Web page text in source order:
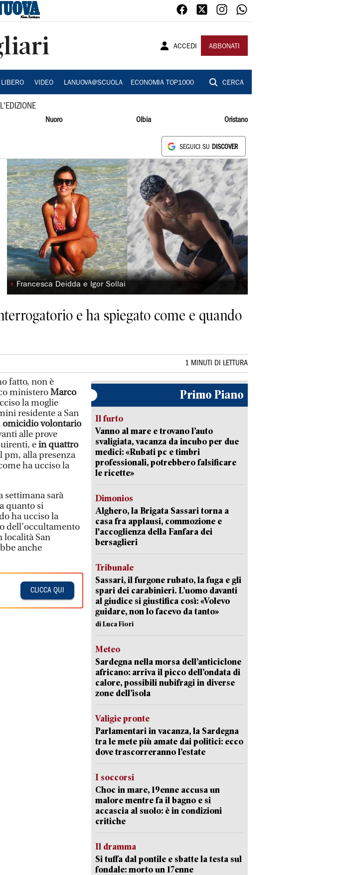
ACCEDI ABBONATI
LIBERO VIDEO LANUOVA@SCUOLA ECONOMIA TOP1000 CERCA
Nuoro Olbia Oristano
SEGUICI SU DISCOVER
◗ Francesca Deidda e Igor Sollai
e ha spiegato come e quando
1 MINUTI DI LETTURA
fatto, non è
ministeroMarco
la moglie
residente a San
omicidio volontario
alle prove
ein quattro
pm, alla presenza
ha ucciso la
settimana sarà
quanto si
ha ucciso la
dell’occultamento
località San
anche
CLICCA QUI
Primo Piano
Il furto
Vanno al mare e trovano l’auto
svaligiata, vacanza da incubo per due
medici: «Rubati pc e timbri
professionali, potrebbero falsificare
le ricette»
Dimonios
Alghero, la Brigata Sassari torna a
casa fra applausi, commozione e
l'accoglienza della Fanfara dei
bersaglieri
Tribunale
Sassari, il furgone rubato, la fuga e gli
spari dei carabinieri. L’uomo davanti
al giudice si giustifica così: «Volevo
guidare, non lo facevo da tanto»
di Luca Fiori
Meteo
Sardegna nella morsa dell’anticiclone
africano: arriva il picco dell’ondata di
calore, possibili nubifragi in diverse
zone dell’isola
Valigie pronte
Parlamentari in vacanza, la Sardegna
tra le mete più amate dai politici: ecco
dove trascorreranno l’estate
I soccorsi
Choc in mare, 19enne accusa un
malore mentre fa il bagno e si
accascia al suolo: è in condizioni
critiche
Il dramma
Si tuffa dal pontile e sbatte la testa sul
fondale: morto un 17enne